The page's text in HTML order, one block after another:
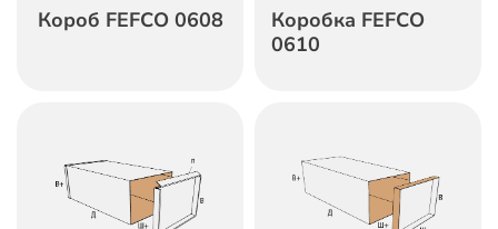
Короб FEFCO 0608
Коробка FEFCO
0610